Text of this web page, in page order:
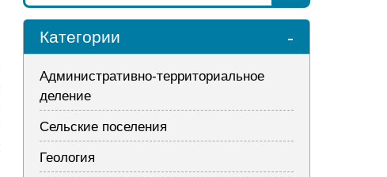
Категории -
Административно-территориальное
деление
Сельские поселения
Геология